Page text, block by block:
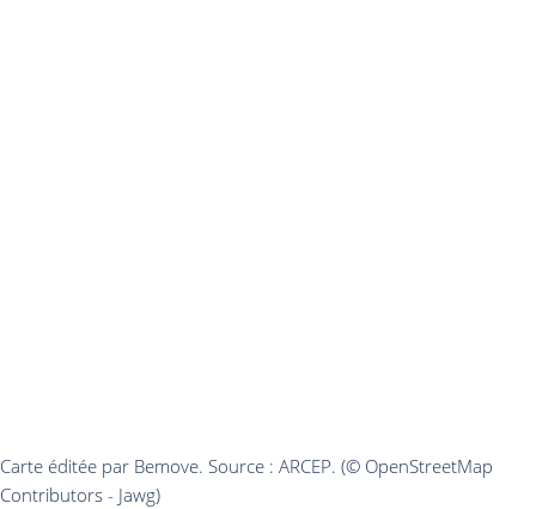
Carte éditée par Bemove. Source : ARCEP. (© OpenStreetMap
Contributors - Jawg)